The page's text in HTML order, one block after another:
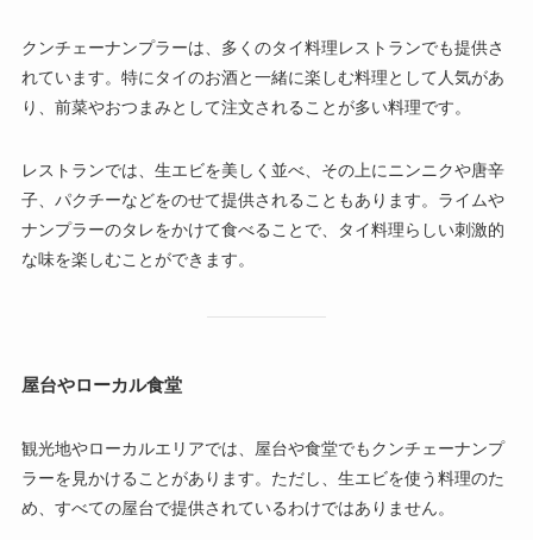
クンチェーナンプラーは、多くのタイ料理レストランでも提供さ
れています。特にタイのお酒と一緒に楽しむ料理として人気があ
り、前菜やおつまみとして注文されることが多い料理です。
レストランでは、生エビを美しく並べ、その上にニンニクや唐辛
子、パクチーなどをのせて提供されることもあります。ライムや
ナンプラーのタレをかけて食べることで、タイ料理らしい刺激的
な味を楽しむことができます。
屋台やローカル食堂
観光地やローカルエリアでは、屋台や食堂でもクンチェーナンプ
ラーを見かけることがあります。ただし、生エビを使う料理のた
め、すべての屋台で提供されているわけではありません。